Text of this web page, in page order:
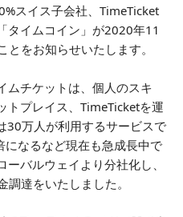
スイス子会社、TimeTicket
タイムコイン」が2020年11
をお知らせいたします。
ムチケットは、個人のスキ
トプレイス、TimeTicketを運
30万人が利用するサービスで
なるなど現在も急成長中で
バルウェイより分社化し、
達をいたしました。